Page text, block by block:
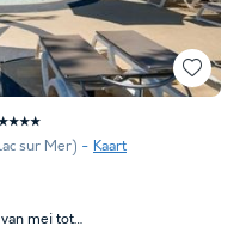
sur Mer) Kaart
mei tot…